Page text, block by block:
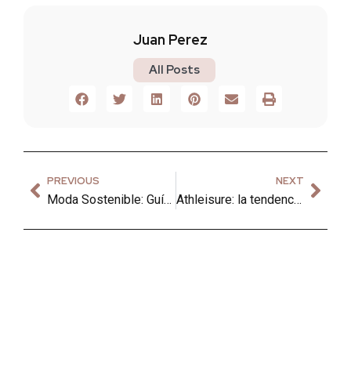
Juan Perez
All Posts
PREVIOUS
Moda Sostenible: Guía Definitiva para Vestir con Estilo y Conciencia en 2024
NEXT
Athleisure: la tendencia de llevar ropa deportiva en cualquier ocasión